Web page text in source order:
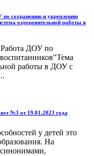
по сохранению и укреплению
оздоровительной работы в
ДОУ по
работы в ДОУ с
№3 от 19.01.2023 года
у детей это
На
синонимами,